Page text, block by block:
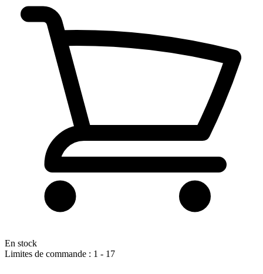
En stock
Limites de commande : 1 - 17